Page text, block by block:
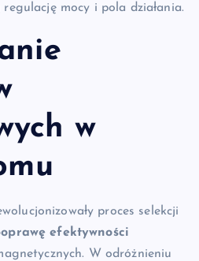
mocy i pola działania.
w
proces selekcji
efektywności
W odróżnieniu